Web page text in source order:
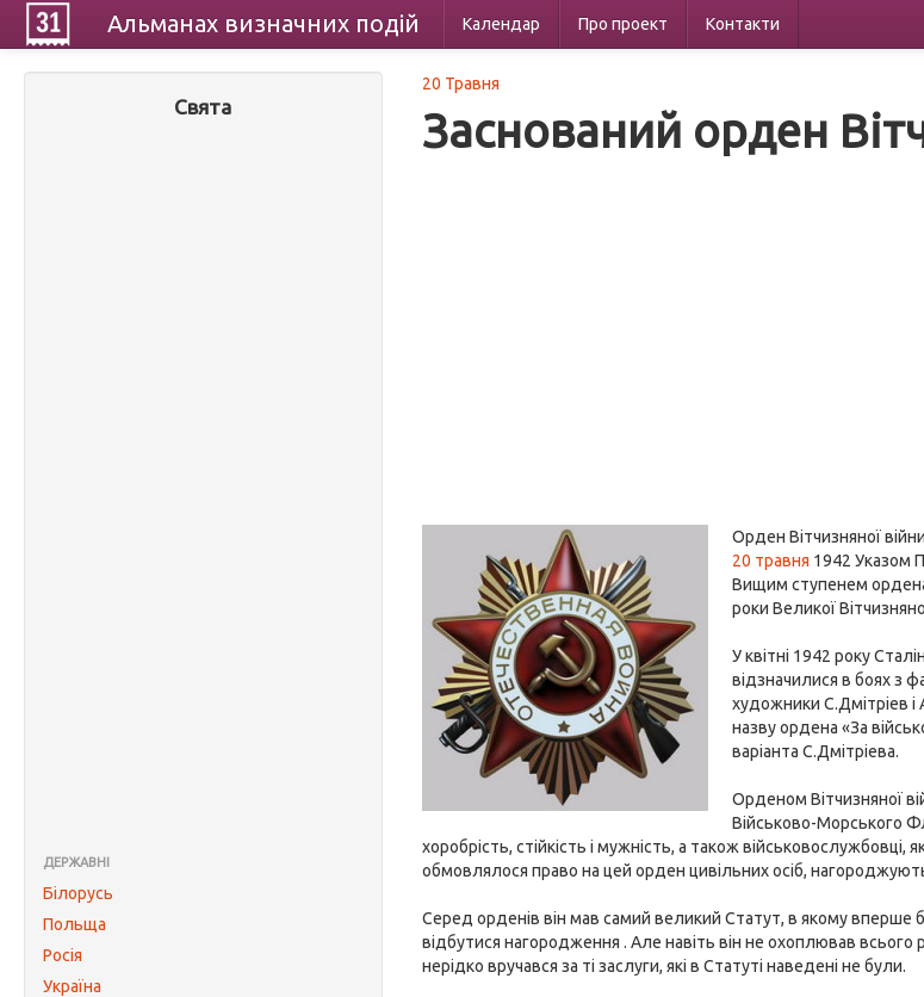
Альманах визначних подій Календар Про проект Контакти
Свята
ДЕРЖАВНІ
Білорусь
Польща
Росія
Україна
20 Травня
Заснований орден
Орден Вітчизняної війни
20 травня 1942 Указом
Вищим ступенем ордена
роки Великої
У квітні 1942 року
відзначилися в боях з
художники С.Дмітріев і
назву ордена «За
варіанта С.Дмітріева.
Орденом Вітчизняної
Військово-Морського
хоробрість, стійкість і мужність, а також
обмовлялося право на цей орден цивільних осіб,
Серед орденів він мав самий великий Статут, в якому вперше
відбутися нагородження . Але навіть він не охоплював всього
нерідко вручався за ті заслуги, які в Статуті наведені не були.